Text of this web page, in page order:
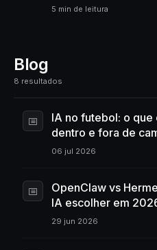
5 min de leitura
Blog
8 resultados
IA no futebol: o
dentro e fora de
06 jul 2026
OpenClaw vs
IA escolher em
29 jun 2026